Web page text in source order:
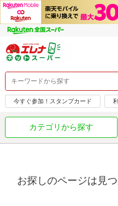
今すぐ参加！スタンプカード
カテゴリから探す
お探しのページは見